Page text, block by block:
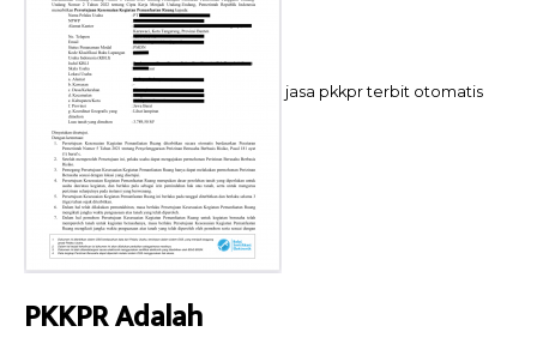
jasa pkkpr terbit otomatis
PKKPR Adalah